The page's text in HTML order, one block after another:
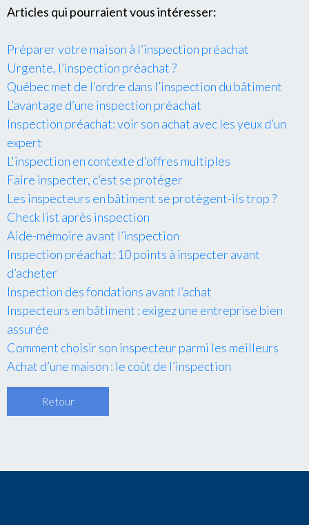
Articles qui pourraient vous intéresser:
Préparer votre maison à l’inspection préachat
Urgente, l’inspection préachat ?
Québec met de l’ordre dans l’inspection du bâtiment
L’avantage d’une inspection préachat
Inspection préachat: voir son achat avec les yeux d’un
expert
L'inspection en contexte d'offres multiples
Faire inspecter, c’est se protéger
Les inspecteurs en bâtiment se protègent-ils trop ?
Check list après inspection
Aide-mémoire avant l’inspection
Inspection préachat: 10 points à inspecter avant
d’acheter
Inspection des fondations avant l’achat
Inspecteurs en bâtiment : exigez une entreprise bien
assurée
Comment choisir son inspecteur parmi les meilleurs
Achat d’une maison : le coût de l’inspection
Retour